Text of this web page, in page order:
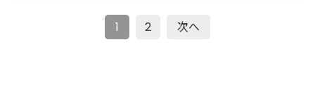
1 2 次へ